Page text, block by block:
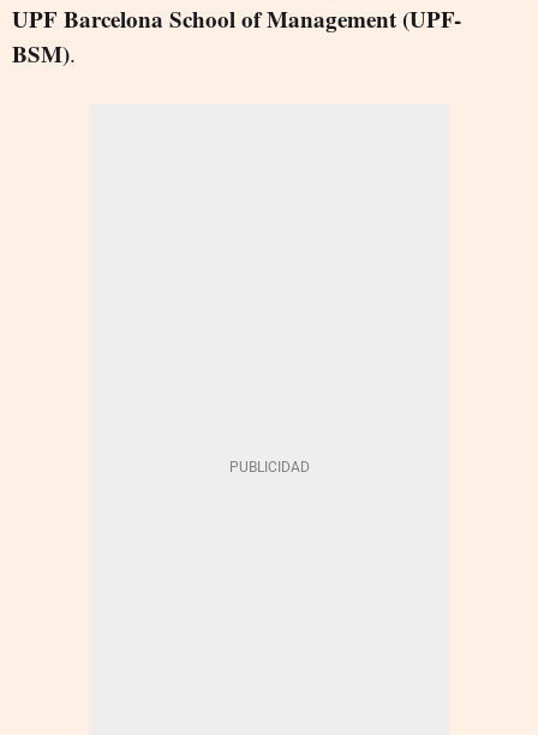
UPF Barcelona School of Management (UPF-
BSM).